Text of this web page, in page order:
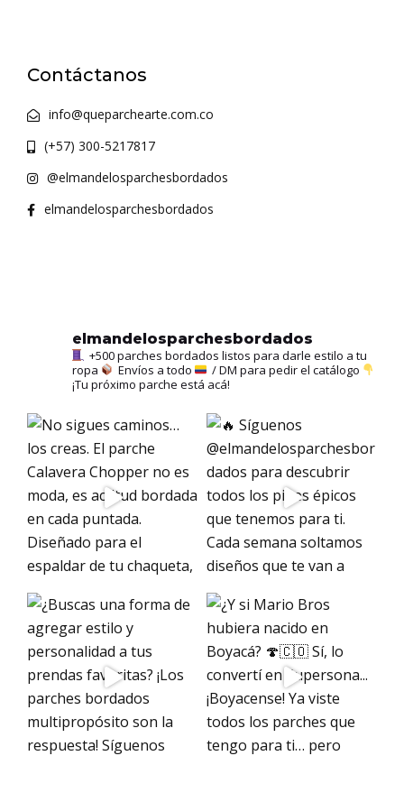
Contáctanos
info@queparchearte.com.co
(+57) 300-5217817
@elmandelosparchesbordados
elmandelosparchesbordados
elmandelosparchesbordados
+500 parches bordados listos para darle estilo a tu
ropa
Envíos a todo
/ DM para pedir el catálogo
¡Tu próximo parche está acá!